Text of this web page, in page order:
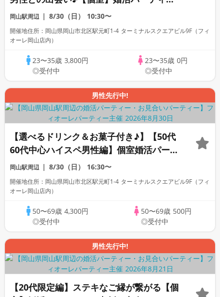
～真剣な出会い～
岡山駅周辺 8/30（日） 10:30〜
開催地住所：岡山県岡山市北区駅元町1-4 ターミナルスクエアビル9F（フィ
オーレ岡山店内）
23〜35歳 3,800円
◎受付中
23〜35歳 0円
◎受付中
男性先行中!
【選べるドリンク＆お菓子付き♪】【50代
60代中心ハイスペ男性編】個室婚活パーテ
ィー／互いに支え合えるパートナー探し♪
～真剣な出会い～
岡山駅周辺 8/30（日） 16:30〜
開催地住所：岡山県岡山市北区駅元町1-4 ターミナルスクエアビル9F（フィ
オーレ岡山店内）
50〜69歳 4,300円
◎受付中
50〜69歳 500円
◎受付中
男性先行中!
【20代限定編】ステキなご縁が繋がる【個